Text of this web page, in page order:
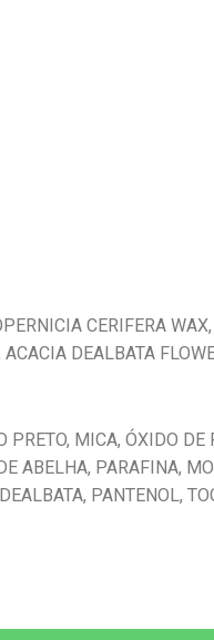
CERIFERA
DEALBATA
PRETO, MICA, ÓXIDO
ABELHA, PARAFINA,
PANTENOL,